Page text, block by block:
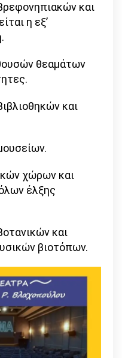
και
η εξ’
θεαμάτων
και
χώρων και
έλξης
και
βιοτόπων.